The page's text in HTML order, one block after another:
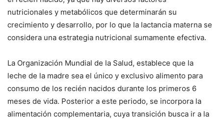
nutricionales y metabólicos que determinarán su
crecimiento y desarrollo, por lo que la lactancia materna se
considera una estrategia nutricional sumamente efectiva.
La Organización Mundial de la Salud, establece que la
leche de la madre sea el único y exclusivo alimento para
consumo de los recién nacidos durante los primeros 6
meses de vida. Posterior a este periodo, se incorpora la
alimentación complementaria, cuya transición busca ir a la